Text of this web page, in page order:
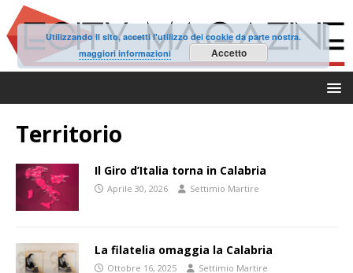
Territorio
Il Giro d’Italia torna in Calabria
Aprile 30, 2026 Settimio Martire
La filatelia omaggia la Calabria
Ottobre 16, 2025 Settimio Martire
Utilizzando il sito, accetti l'utilizzo dei cookie da parte nostra.
maggiori informazioni
Accetto